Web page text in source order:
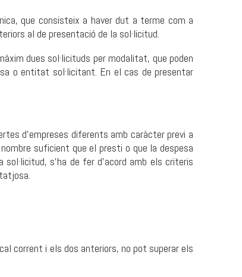
que consisteix a haver dut a terme com a
al de presentació de la sol·licitud.
dues sol·licituds per modalitat, que poden
o entitat sol·licitant. En el cas de presentar
d'empreses diferents amb caràcter previ a
suficient que el presti o que la despesa
s'ha de fer d'acord amb els criteris
corrent i els dos anteriors, no pot superar els